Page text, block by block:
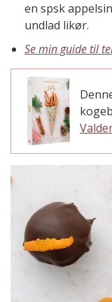
en spsk
undlad likør.
Se min guide til